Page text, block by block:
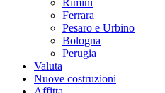
Rimini
Ferrara
Pesaro e Urbino
Bologna
Perugia
Valuta
Nuove costruzioni